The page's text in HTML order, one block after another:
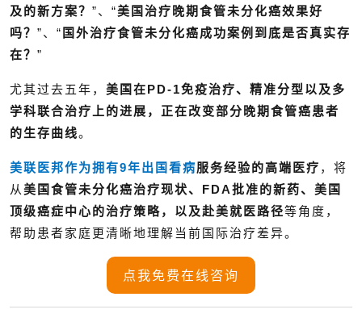
及的新方案？ ”、“美国治疗晚期食管未分化癌效果好
吗？ ”、“ 国外治疗食管未分化癌成功案例到底是否真实存
在？ ”
尤其过去五年， 美国在PD-1免疫治疗、精准分型以及多
学科联合治疗上的进展，正在改变部分晚期食管癌患者
的生存曲线。
美联医邦作为拥有9年出国看病服务经验的高端医疗 ， 将
从 美国食管未分化癌治疗现状、FDA批准的新药、美国
顶级癌症中心的治疗策略，以及赴美就医路径等角度，
帮助患者家庭更清晰地理解当前国际治疗差异。
点我免费在线咨询